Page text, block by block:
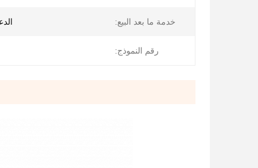
خدمة ما بعد البيع:
رقم النموذج: